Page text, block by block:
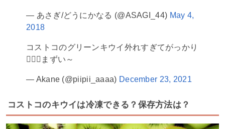
— あさぎ/どうにかなる (@ASAGI_44) May 4,
2018
コストコのグリーンキウイ外れすぎてがっかり
🤦🏻‍♀️まずい～
— Akane (@piipii_aaaa) December 23, 2021
コストコのキウイは冷凍できる？保存方法は？